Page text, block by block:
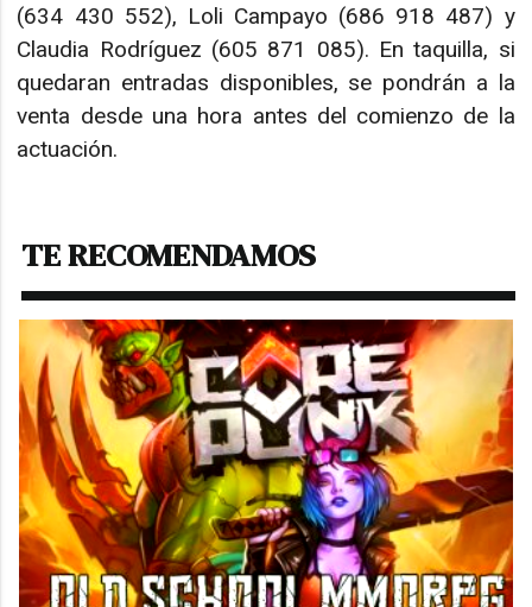
(634 430 552), Loli Campayo (686 918 487) y
Claudia Rodríguez (605 871 085). En taquilla, si
quedaran entradas disponibles, se pondrán a la
venta desde una hora antes del comienzo de la
actuación.
TE RECOMENDAMOS